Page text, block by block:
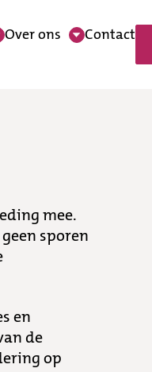
Over ons Contact
mee.
sporen
en
de
op